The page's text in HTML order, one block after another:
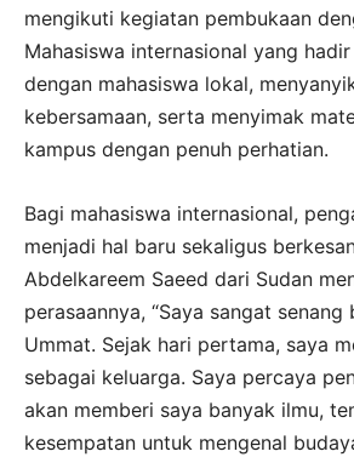
mengikuti kegiatan pembukaan
Mahasiswa internasional yang
dengan mahasiswa lokal,
kebersamaan, serta menyimak
kampus dengan penuh perhatian.
Bagi mahasiswa internasional,
menjadi hal baru sekaligus
Abdelkareem Saeed dari Sudan
perasaannya, “Saya sangat
Ummat. Sejak hari pertama, saya
sebagai keluarga. Saya percaya
akan memberi saya banyak ilmu,
kesempatan untuk mengenal